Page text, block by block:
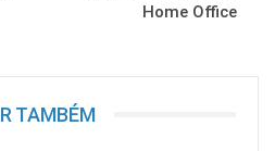
Home Office
TAMBÉM